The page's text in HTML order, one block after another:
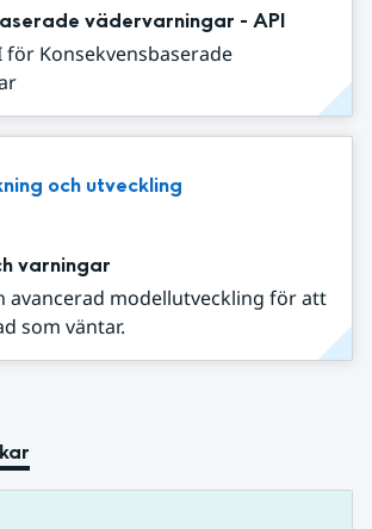
vädervarningar - API
för Konsekvensbaserade
och utveckling
varningar
avancerad modellutveckling för att
som väntar.